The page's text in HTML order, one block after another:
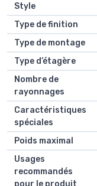
Style
Type de finition
Type de montage
Type d’étagère
Nombre de
rayonnages
Caractéristiques
spéciales
Poids maximal
Usages
recommandés
pour le produit